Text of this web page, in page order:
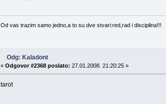
Od vas trazim samo jedno,a to su dve stvari:red,rad i disciplina!!!
Odg: Kaladont
« Odgovor #2368 poslato: 27.01.2008. 21:20:25 »
tarot